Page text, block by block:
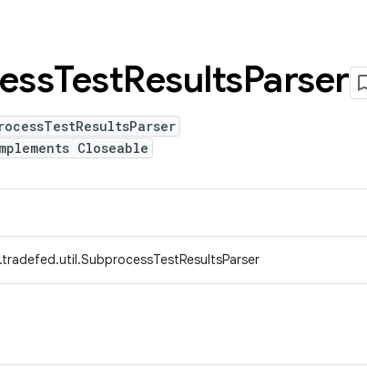
TestResultsParser
Closeable